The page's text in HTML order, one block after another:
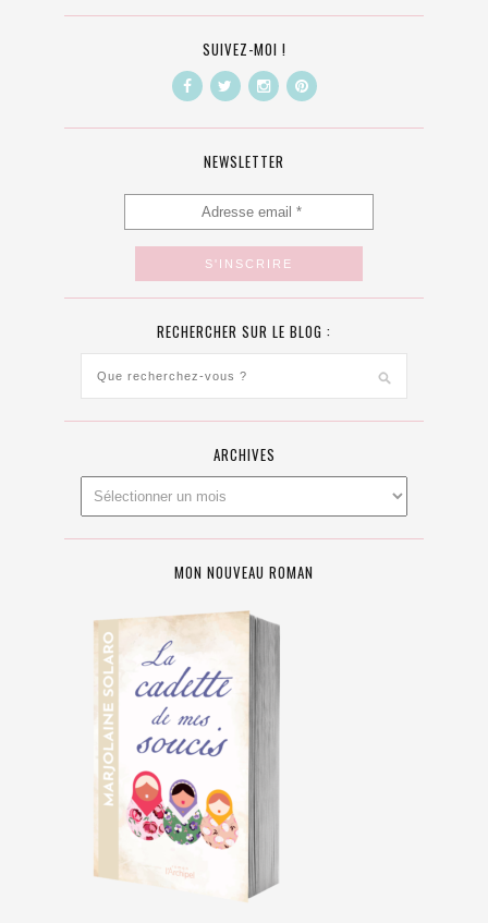
SUIVEZ-MOI !
NEWSLETTER
RECHERCHER SUR LE BLOG :
ARCHIVES
MON NOUVEAU ROMAN